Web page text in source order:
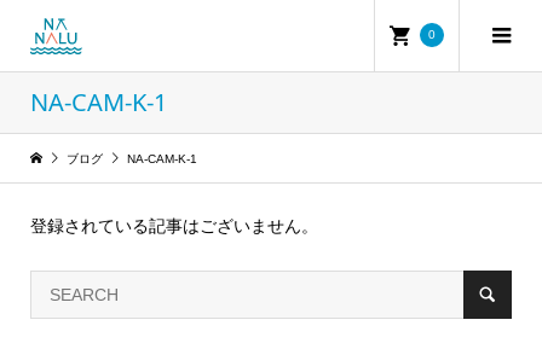
0
NA-CAM-K-1
ブログ NA-CAM-K-1
登録されている記事はございません。